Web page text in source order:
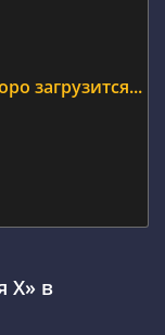
загрузится...
Х» в